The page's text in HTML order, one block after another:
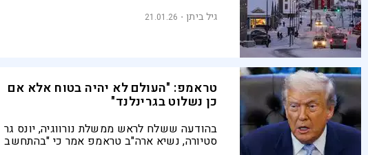
המלחמה הקרה החדשה
גיל ביתן 21.01.26
טראמפ: "העולם לא יהיה בטוח אלא אם
כן נשלוט בגרינלנד"
בהודעה ששלח לראש ממשלת נורווגיה, יונס גר
סטיורה, נשיא ארה"ב טראמפ אמר כי "בהתחשב